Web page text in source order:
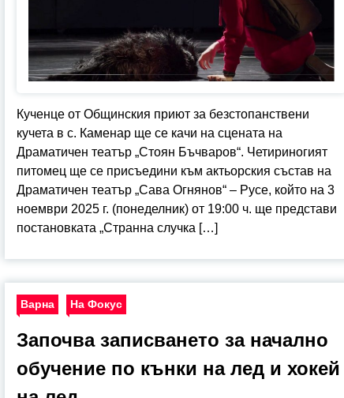
Кученце от Общинския приют за безстопанствени
кучета в с. Каменар ще се качи на сцената на
Драматичен театър „Стоян Бъчваров“. Четириногият
питомец ще се присъедини към актьорския състав на
Драматичен театър „Сава Огнянов“ – Русе, който на 3
ноември 2025 г. (понеделник) от 19:00 ч. ще представи
постановката „Странна случка […]
Варна На Фокус
Започва записването за начално
обучение по кънки на лед и хокей